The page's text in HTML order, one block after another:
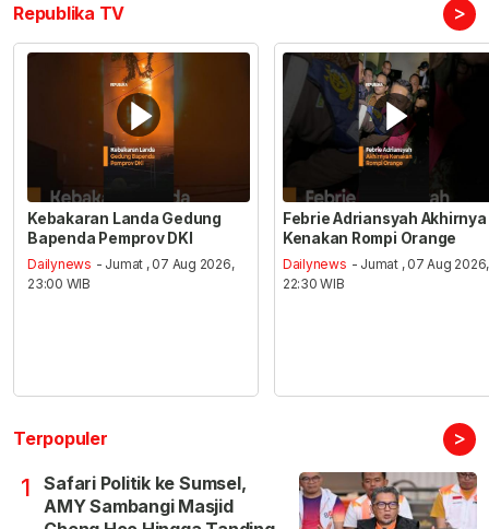
Republika TV >
Kebakaran Landa Gedung
Bapenda Pemprov DKI
Dailynews - Jumat , 07 Aug 2026,
23:00 WIB
Febrie Adriansyah Akhirnya
Kenakan Rompi Orange
Dailynews - Jumat , 07 Aug 2026,
22:30 WIB
Terpopuler >
1
Safari Politik ke Sumsel,
AMY Sambangi Masjid